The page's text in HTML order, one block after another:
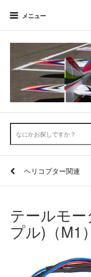
メニュー
ヘリコプター関連
テールモ
プル)（M1）